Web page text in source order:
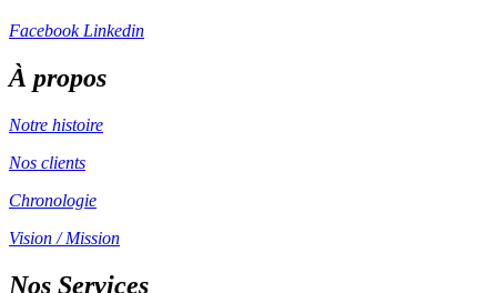
Facebook Linkedin
À propos
Notre histoire
Nos clients
Chronologie
Vision / Mission
Nos Services